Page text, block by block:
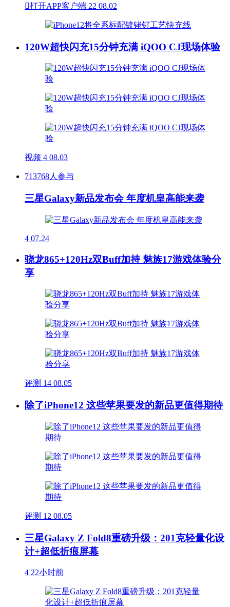
打开APP客户端 22 08.02
120W超快闪充15分钟充满 iQOO CJ现场体验
视频 4 08.03
713768人参与
三星Galaxy新品发布会 年度机皇高能来袭
4 07.24
骁龙865+120Hz双Buff加持 魅族17游戏体验分
享
评测 14 08.05
除了iPhone12 这些苹果要发的新品更值得期待
评测 12 08.05
三星Galaxy Z Fold8重磅升级：201克轻量化设
计+超低折痕屏幕
4 22小时前